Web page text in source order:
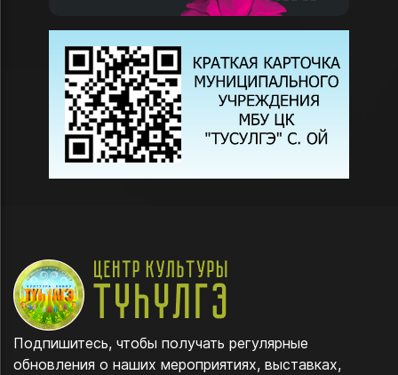
Подпишитесь, чтобы получать регулярные
обновления о наших мероприятиях, выставках,